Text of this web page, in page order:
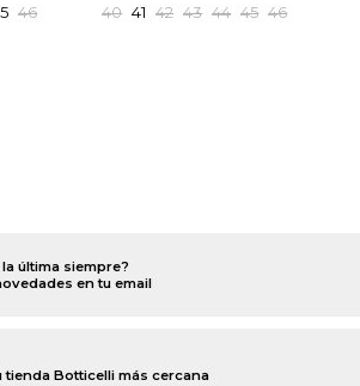
46
40 41 42 43 44 45 46
la última siempre?
en tu email
tienda Botticelli más cercana